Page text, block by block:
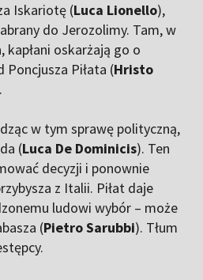
Iskariotę (Luca Lionello),
do Jerozolimy. Tam, w
oskarżają go o
Piłata (Hristo
w tym sprawę polityczną,
(Luca De Dominicis). Ten
decyzji i ponownie
z Italii. Piłat daje
ludowi wybór – może
(Pietro Sarubbi). Tłum